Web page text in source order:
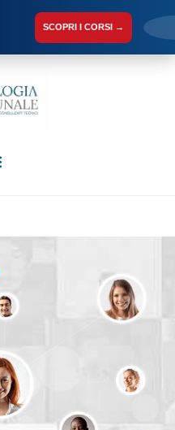
SCOPRI I CORSI →